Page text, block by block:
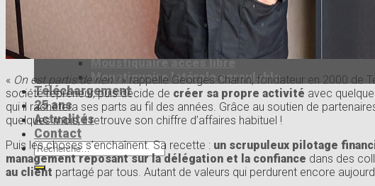
Moustiquaire cadre fixe
Moustiquaire verticale enroulable
Moustiquaire latérale plissée
Moustiquaire accès libre
Moustiquaire latérale enroulable
Téléchargement
25 ans
Actualités
Contact
Recherche
pour :
« On est partis de rien ! » rappelle Georges Charrin, fondateur en 2000 de
société repreneur, puis décide de créer sa propre activité avec
qui il rachètera ses parts au fil des années. Grâce au soutien de
quelques mois, il retrouve son chiffre d’affaires habituel !
Puis les choses s’enchaînent. Sa recette : un scrupuleux pilotage
management reposant sur la délégation et la confiance dans des
au client partagé par tous. Autant de valeurs qui perdurent encore